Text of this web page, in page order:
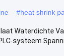
#heat shrink
Waterdichte
systeem